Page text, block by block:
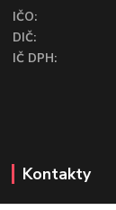
IČO:
DIČ:
IČ DPH:
Kontakty